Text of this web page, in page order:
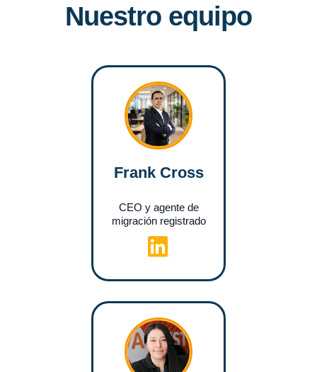
Nuestro equipo
Frank Cross
CEO y agente de
migración registrado